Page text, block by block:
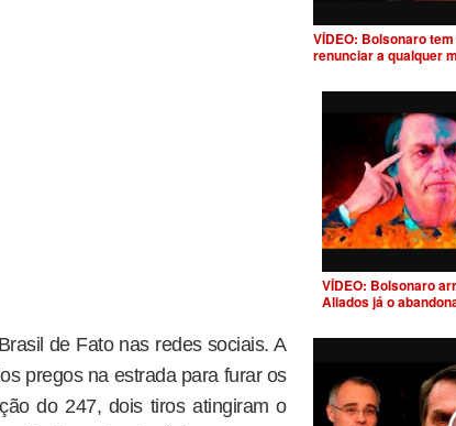
de Fato nas redes sociais. A
pregos na estrada para furar os
do 247, dois tiros atingiram o
VÍDEO: Bolsonaro
renunciar a qualquer
VÍDEO: Bolsonaro
Aliados já o